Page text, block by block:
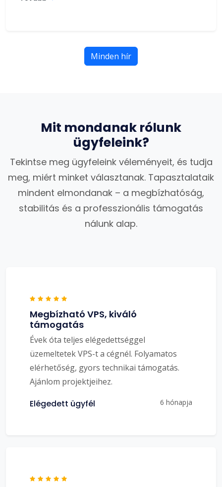
Minden hír
Mit mondanak rólunk
ügyfeleink?
Tekintse meg ügyfeleink véleményeit, és tudja
meg, miért minket választanak. Tapasztalataik
mindent elmondanak – a megbízhatóság,
stabilitás és a professzionális támogatás
nálunk alap.
Megbízható VPS, kiváló
támogatás
Évek óta teljes elégedettséggel
üzemeltetek VPS-t a cégnél. Folyamatos
elérhetőség, gyors technikai támogatás.
Ajánlom projektjeihez.
Elégedett ügyfél 6 hónapja